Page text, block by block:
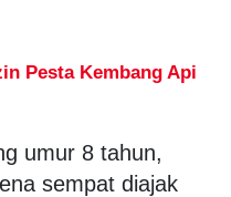
Pesta Kembang Api
umur 8 tahun,
sempat diajak